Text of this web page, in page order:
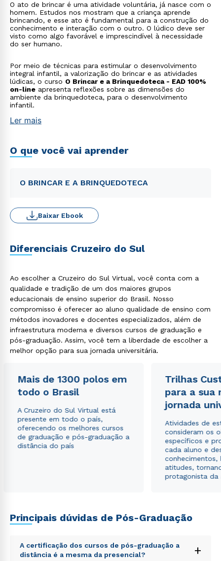
O ato de brincar é uma atividade voluntária, já nasce com o
homem. Estudos nos mostram que a criança aprende
brincando, e esse ato é fundamental para a construção do
conhecimento e interação com o outro. O lúdico deve ser
visto como algo favorável e imprescindível à necessidade
do ser humano.
Por meio de técnicas para estimular o desenvolvimento
integral infantil, a valorização do brincar e as atividades
lúdicas, o curso O Brincar e a Brinquedoteca - EAD 100%
on-line apresenta reflexões sobre as dimensões do
ambiente da brinquedoteca, para o desenvolvimento
infantil.
Ler mais
O que você vai aprender
O BRINCAR E A BRINQUEDOTECA
Baixar Ebook
Diferenciais Cruzeiro do Sul
Ao escolher a Cruzeiro do Sul Virtual, você conta com a
qualidade e tradição de um dos maiores grupos
educacionais de ensino superior do Brasil. Nosso
compromisso é oferecer ao aluno qualidade de ensino com
métodos inovadores e docentes especializados, além de
infraestrutura moderna e diversos cursos de graduação e
pós-graduação. Assim, você tem a liberdade de escolher a
melhor opção para sua jornada universitária.
Mais de 1300 polos em
todo o Brasil
A Cruzeiro do Sul Virtual está
presente em todo o país,
oferecendo os melhores cursos
de graduação e pós-graduação a
distância do país
Trilhas
para a sua
jornada
Atividades de
consideram os
específicos e
cada aluno e
conhecimentos,
atitudes,
protagonista da
Principais dúvidas de Pós-Graduação
A certificação dos cursos de pós-graduação a
distância é a mesma da presencial?
+
WhatsApp